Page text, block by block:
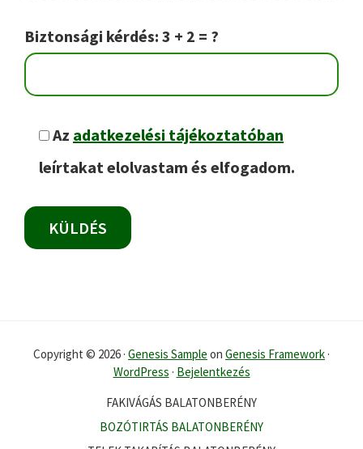
Biztonsági kérdés: 3 + 2 = ?
Az adatkezelési tájékoztatóban
leírtakat elolvastam és elfogadom.
Copyright © 2026 · Genesis Sample on Genesis Framework ·
WordPress · Bejelentkezés
FAKIVÁGÁS BALATONBERÉNY
BOZÓTIRTÁS BALATONBERÉNY